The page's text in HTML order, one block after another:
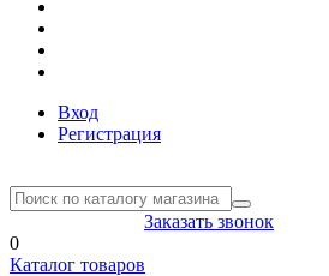
Вход
Регистрация
Заказать звонок
0
Каталог товаров